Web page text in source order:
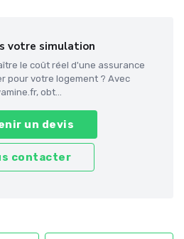
votre simulation
le coût réel d'une assurance
pour votre logement ? Avec
obt...
un devis
contacter